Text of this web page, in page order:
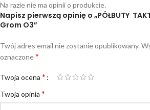
Na razie nie ma opinii o produkcie.
Napisz pierwszą opinię o „PÓŁBUTY
Grom O3”
Twój adres email nie zostanie opublikowany.
oznaczone*
Twoja ocena *
Twoja opinia *